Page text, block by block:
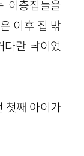
이층집들을
이후 집 밖
다란 낙이었
첫째 아이가